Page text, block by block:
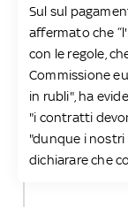
Sul sul
affermato che
con le regole,
Commissione
in rubli", ha
"i contratti
"dunque i nostri
dichiarare che